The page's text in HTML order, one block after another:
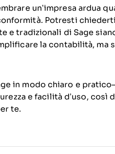
un’impresa ardua
Potresti
e tradizionali di Sage
la contabilità, ma
in modo chiaro e
e facilità d’uso, così
te.